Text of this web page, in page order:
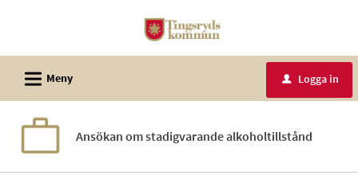
e-
tjänster
-
Tingsryds
L Meny u Logga in
Ansökan om stadigvarande alkoholtillstånd